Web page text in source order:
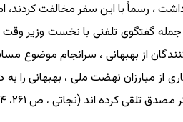
، رسماً با این سفر مخالفت کردند،
جمله گفتگوی تلفنی با نخست وزیر
ص ۳۴۶)؛ شماری از مبارزان نهضت ملی ،
۳۷۷؛ کاتوزیان ، ص ۱۹۴، ۲۱۲ـ ۲۱۳، ۲۲۴؛ گذشته چراغ راه آینده است ، ص ۶۳۶؛ خامه ای ، ص ۱۰۰۴ـ ۱۰۰۵).